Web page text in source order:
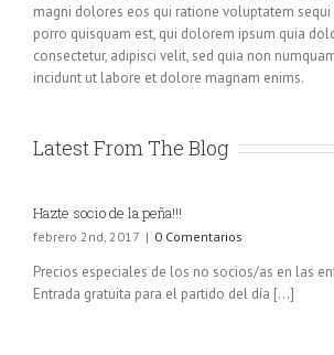
magni dolores eos qui ratione voluptatem sequi
porro quisquam est, qui dolorem ipsum quia
consectetur, adipisci velit, sed quia non
incidunt ut labore et dolore magnam enims.
Latest From The Blog
Hazte socio de la peña!!!
febrero 2nd, 2017 | 0 Comentarios
Precios especiales de los no socios/as en las
Entrada gratuita para el partido del día [...]